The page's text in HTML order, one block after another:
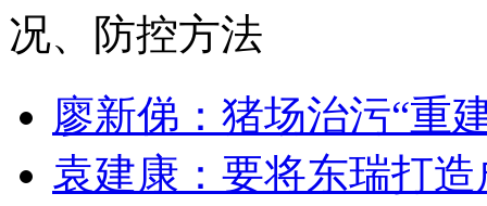
况、防控方法
廖新俤：猪场治污“重
袁建康：要将东瑞打